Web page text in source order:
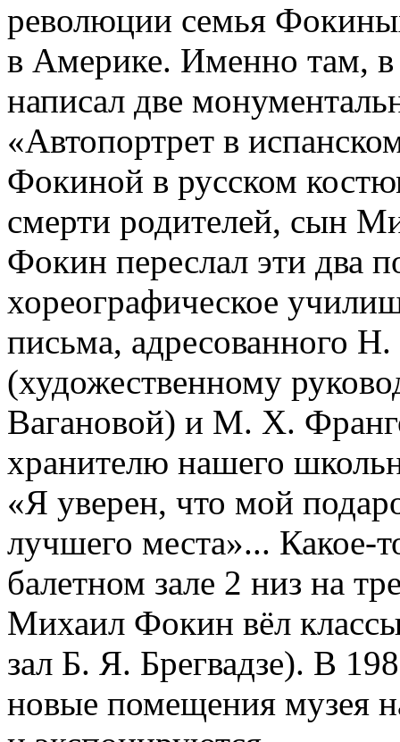
революции семья
в Америке. Именно там,
написал две
«Автопортрет в
Фокиной в русском
смерти родителей, сын
Фокин переслал эти два
хореографическое
письма, адресованного
(художественному
Вагановой) и М. Х.
хранителю нашего
«Я уверен, что мой
лучшего места»... Какое-
балетном зале 2 низ на
Михаил Фокин вёл
зал Б. Я. Брегвадзе). В
новые помещения музея